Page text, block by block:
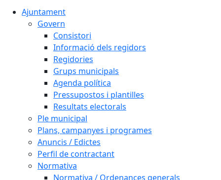
Ajuntament
Govern
Consistori
Informació dels regidors
Regidories
Grups municipals
Agenda política
Pressupostos i plantilles
Resultats electorals
Ple municipal
Plans, campanyes i programes
Anuncis / Edictes
Perfil de contractant
Normativa
Normativa / Ordenances generals